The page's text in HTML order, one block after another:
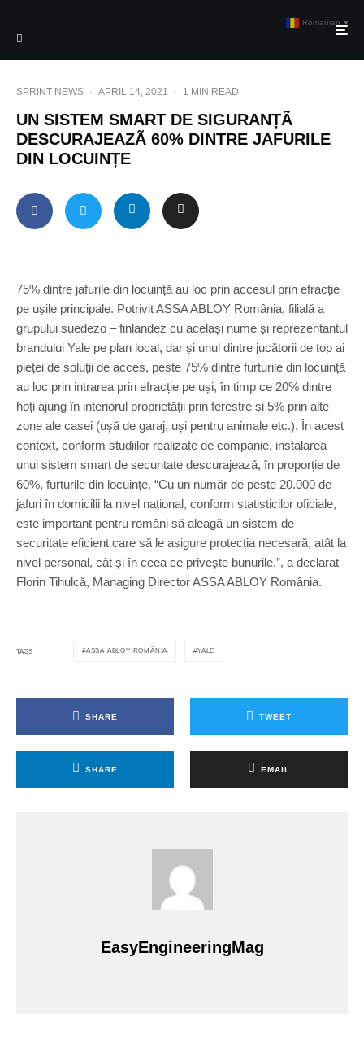
SPRINT NEWS · APRIL 14, 2021 · 1 MIN READ
UN SISTEM SMART DE SIGURANȚÃ
DESCURAJEAZÃ 60% DINTRE JAFURILE
DIN LOCUINȚE
75% dintre jafurile din locuință au loc prin accesul prin efracție
pe ușile principale. Potrivit ASSA ABLOY România, filială a
grupului suedezo – finlandez cu același nume și reprezentantul
brandului Yale pe plan local, dar și unul dintre jucătorii de top ai
pieței de soluții de acces, peste 75% dintre furturile din locuință
au loc prin intrarea prin efracție pe uși, în timp ce 20% dintre
hoți ajung în interiorul proprietății prin ferestre și 5% prin alte
zone ale casei (ușă de garaj, uși pentru animale etc.). În acest
context, conform studiilor realizate de companie, instalarea
unui sistem smart de securitate descurajează, în proporție de
60%, furturile din locuințe. “Cu un număr de peste 20.000 de
jafuri în domicilii la nivel național, conform statisticilor oficiale,
este important pentru români să aleagă un sistem de
securitate eficient care să le asigure protecția necesară, atât la
nivel personal, cât și în ceea ce privește bunurile.”, a declarat
Florin Tihulcă, Managing Director ASSA ABLOY România.
TAGS ASSA ABLOY ROMÂNIA YALE
SHARE TWEET
SHARE EMAIL
EasyEngineeringMag
Romanian ▼